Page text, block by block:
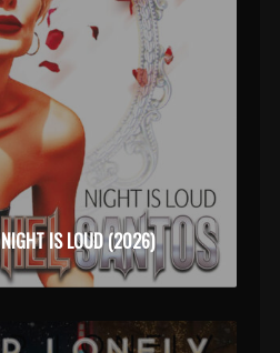
IS LOUD (2026)